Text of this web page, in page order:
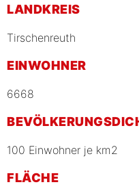
LANDKREIS
Tirschenreuth
EINWOHNER
6668
100 Einwohner je km2
FLÄCHE